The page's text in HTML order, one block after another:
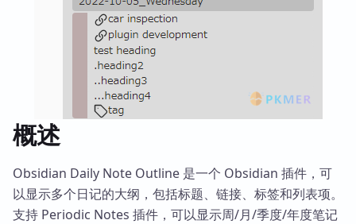
概述
Obsidian Daily Note Outline 是一个 Obsidian 插件，可
以显示多个日记的大纲，包括标题、链接、标签和列表项。
支持 Periodic Notes 插件，可以显示周/月/季度/年度笔记